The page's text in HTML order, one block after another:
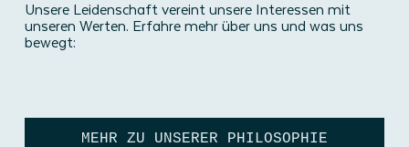
Unsere Leidenschaft vereint unsere Interessen mit
unseren Werten. Erfahre mehr über uns und was uns
bewegt:
MEHR ZU UNSERER PHILOSOPHIE